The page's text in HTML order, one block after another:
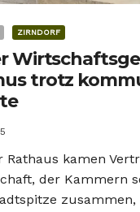
ZIRNDORF
trotz
Rathaus kamen
der Kammern